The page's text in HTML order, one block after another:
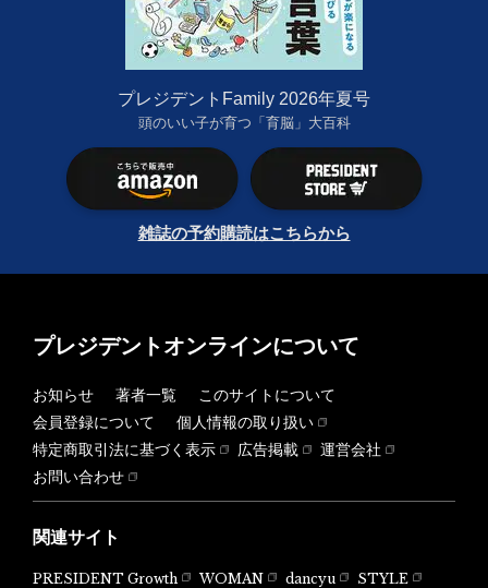
プレジデントFamily 2026年夏号
頭のいい子が育つ「育脳」大百科
雑誌の予約購読はこちらから
プレジデントオンラインについて
お知らせ 著者一覧
このサイトについて
会員登録について
個人情報の取り扱い
特定商取引法に基づく表示
広告掲載
運営会社
お問い合わせ
関連サイト
PRESIDENT Growth WOMAN dancyu
STYLE